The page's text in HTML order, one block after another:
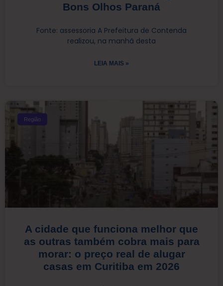
Bons Olhos Paraná
Fonte: assessoria A Prefeitura de Contenda
realizou, na manhã desta
LEIA MAIS »
Região
A cidade que funciona melhor que
as outras também cobra mais para
morar: o preço real de alugar
casas em Curitiba em 2026